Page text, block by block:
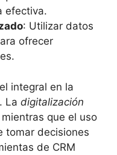
efectiva.
: ‍Utilizar datos
ofrecer
integral ‍en la
La digitalización
que el uso
‍tomar decisiones
de CRM